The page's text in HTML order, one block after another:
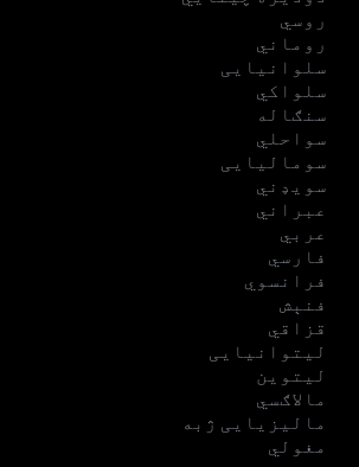
روسي
روماني
سلوانیایی
سلواکي
سنګاله
سواحلي
سومالیایی
سویډني
عبراني
عربي
فارسي
فرانسوي
فنېش
قزاقي
لیتوانیایی
لیتوین
مالاګسي
مالیزیایی ژبه
مغولي